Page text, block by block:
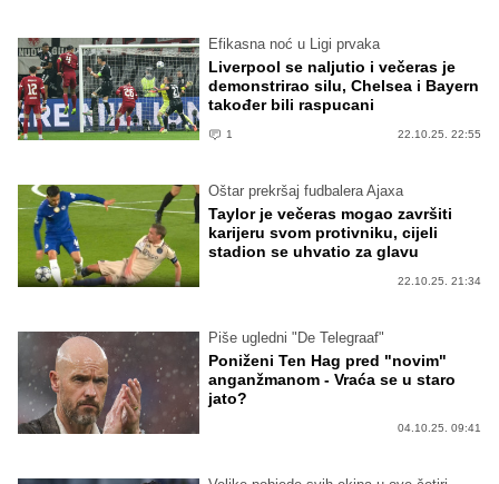
Efikasna noć u Ligi prvaka
Liverpool se naljutio i večeras je
demonstrirao silu, Chelsea i Bayern
također bili raspucani
1 22.10.25. 22:55
Oštar prekršaj fudbalera Ajaxa
Taylor je večeras mogao završiti
karijeru svom protivniku, cijeli
stadion se uhvatio za glavu
22.10.25. 21:34
Piše ugledni "De Telegraaf"
Poniženi Ten Hag pred "novim"
anganžmanom - Vraća se u staro
jato?
04.10.25. 09:41